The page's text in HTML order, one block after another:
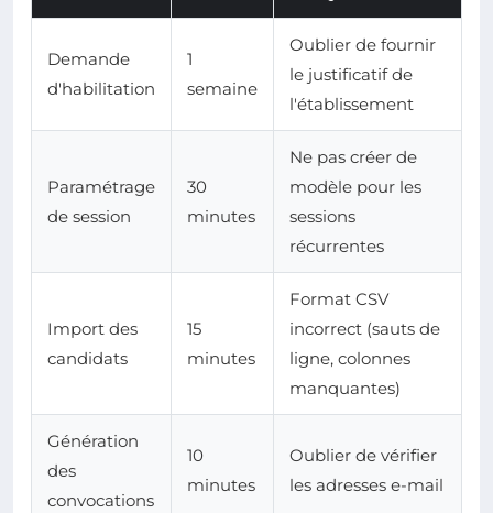
Demande
d'habilitation
1
semaine
Oublier de fournir
le justificatif de
l'établissement
Paramétrage
de session
30
minutes
Ne pas créer de
modèle pour les
sessions
récurrentes
Import des
candidats
15
minutes
Format CSV
incorrect (sauts de
ligne, colonnes
manquantes)
Génération
des
convocations
10
minutes
Oublier de vérifier
les adresses e-mail